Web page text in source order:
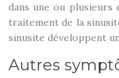
dans une ou plusieurs
traitement de la
sinusite développent
Autres